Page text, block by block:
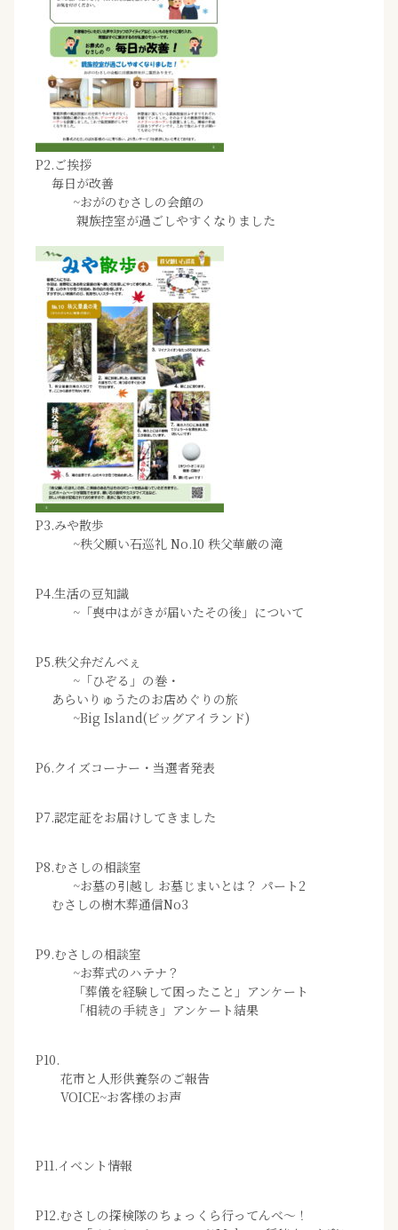
P2.ご挨拶
毎日が改善
~おがのむさしの会館の
親族控室が過ごしやすくなりました
P3.みや散歩
~秩父願い石巡礼 No.10 秩父華厳の滝
P4.生活の豆知識
~「喪中はがきが届いたその後」について
P5.秩父弁だんべぇ
~「ひぞる」の巻・
あらいりゅうたのお店めぐりの旅
~Big Island(ビッグアイランド)
P6.クイズコーナー・当選者発表
P7.認定証をお届けしてきました
P8.むさしの相談室
~お墓の引越し お墓じまいとは？ パート2
むさしの樹木葬通信No3
P9.むさしの相談室
~お葬式のハテナ？
「葬儀を経験して困ったこと」アンケート
「相続の手続き」アンケート結果
P10.
花市と人形供養祭のご報告
VOICE~お客様のお声
P11.イベント情報
P12.むさしの探検隊のちょっくら行ってんべ～！